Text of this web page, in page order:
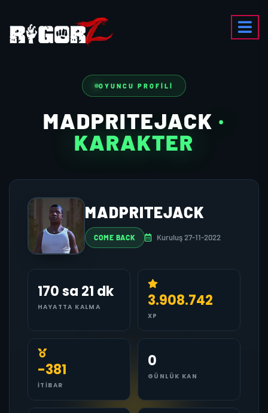
OYUNCU PROFILI
MADPRITEJACK ·
KARAKTER
MADPRITEJACK
COME BACK Kuruluş 27-11-2022
170 sa 21 dk
HAYATTA KALMA 3.908.742
XP
-381
İTIBAR
0
GÜNLÜK KAN